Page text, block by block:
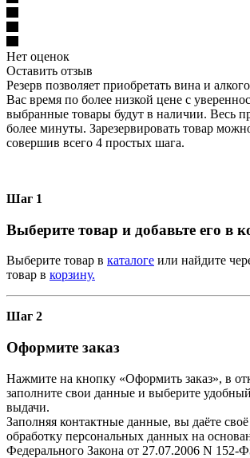
Нет оценок
Оставить отзыв
Резерв позволяет приобретать вина и
Вас время по более низкой цене с
выбранные товары будут в наличии. Весь
более минуты. Зарезервировать товар
совершив всего 4 простых шага.
Шаг 1
Выберите товар и добавьте его в
Выберите товар в каталоге или найдите
товар в корзину.
Шаг 2
Оформите заказ
Нажмите на кнопку «Оформить заказ», в
заполните свои данные и выберите
выдачи.
Заполняя контактные данные, вы даёте своё
обработку персональных данных на
Федерального Закона от 27.07.2006 N 152-